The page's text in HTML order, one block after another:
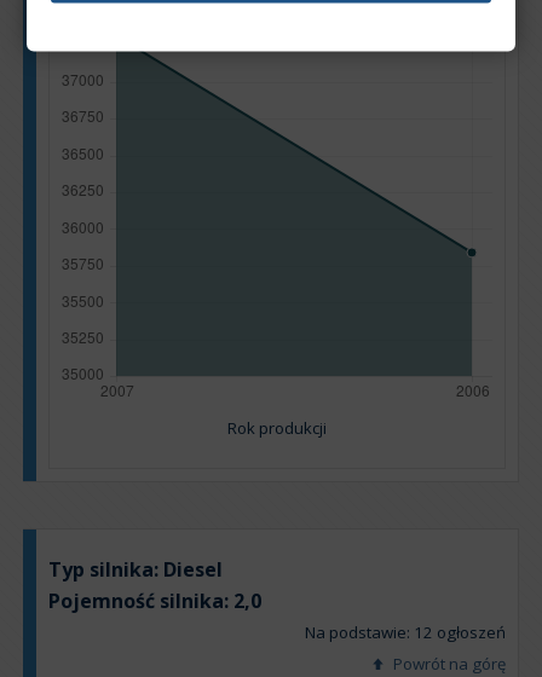
Rok produkcji
Typ silnika: Diesel
Pojemność silnika: 2,0
Na podstawie: 12 ogłoszeń
Powrót na górę